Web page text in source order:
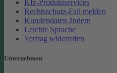
Kfz-Produktservices
Rechtsschutz-Fall melden
Kundendaten ändern
Leichte Sprache
Vertrag widerrufen
Unternehmen